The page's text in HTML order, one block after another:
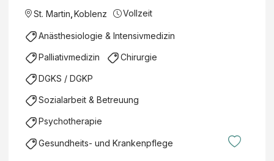
St. Martin Koblenz Vollzeit
Anästhesiologie & Intensivmedizin
Palliativmedizin Chirurgie
DGKS / DGKP
Sozialarbeit & Betreuung
Psychotherapie
Gesundheits- und Krankenpflege